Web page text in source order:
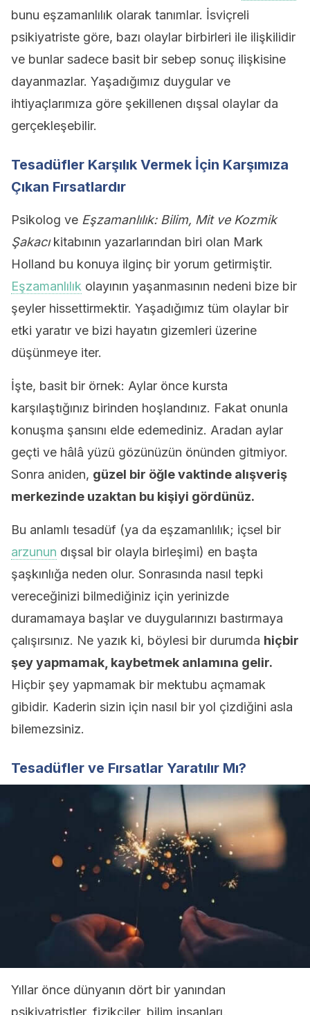
bunu eşzamanlılık olarak tanımlar. İsviçreli
psikiyatriste göre, bazı olaylar birbirleri ile ilişkilidir
ve bunlar sadece basit bir sebep sonuç ilişkisine
dayanmazlar. Yaşadığımız duygular ve
ihtiyaçlarımıza göre şekillenen dışsal olaylar da
gerçekleşebilir.
Tesadüfler Karşılık Vermek İçin Karşımıza
Çıkan Fırsatlardır
Psikolog ve Eşzamanlılık: Bilim, Mit ve Kozmik
Şakacıkitabının yazarlarından biri olan Mark
Holland bu konuya ilginç bir yorum getirmiştir.
Eşzamanlılık olayının yaşanmasının nedeni bize bir
şeyler hissettirmektir. Yaşadığımız tüm olaylar bir
etki yaratır ve bizi hayatın gizemleri üzerine
düşünmeye iter.
İşte, basit bir örnek: Aylar önce kursta
karşılaştığınız birinden hoşlandınız. Fakat onunla
konuşma şansını elde edemediniz. Aradan aylar
geçti ve hâlâ yüzü gözünüzün önünden gitmiyor.
Sonra aniden, güzel bir öğle vaktinde alışveriş
merkezinde uzaktan bu kişiyi gördünüz.
Bu anlamlı tesadüf (ya da eşzamanlılık; içsel bir
arzunun dışsal bir olayla birleşimi) en başta
şaşkınlığa neden olur. Sonrasında nasıl tepki
vereceğinizi bilmediğiniz için yerinizde
duramamaya başlar ve duygularınızı bastırmaya
çalışırsınız. Ne yazık ki, böylesi bir durumda hiçbir
şey yapmamak, kaybetmek anlamına gelir.
Hiçbir şey yapmamak bir mektubu açmamak
gibidir. Kaderin sizin için nasıl bir yol çizdiğini asla
bilemezsiniz.
Tesadüfler ve Fırsatlar Yaratılır Mı?
Yıllar önce dünyanın dört bir yanından
psikiyatristler, fizikçiler, bilim insanları,